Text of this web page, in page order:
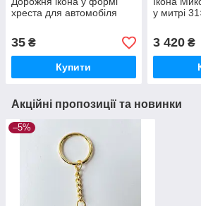
хреста для автомобіля
35 ₴
Купити
у митрі
3 420₴
Акційні пропозиції та новинки
–5%